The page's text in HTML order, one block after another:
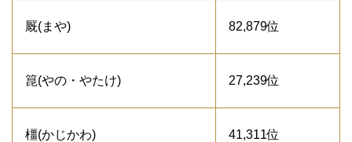
厩(まや) 82,879位
箟(やの・やたけ) 27,239位
橿(かじかわ) 41,311位